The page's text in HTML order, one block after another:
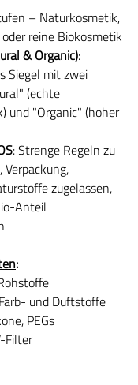
– Naturkosmetik,
reine Biokosmetik
& Organic):
Siegel mit zwei
(echte
und "Organic" (hoher
: Strenge Regeln zu
zugelassen,
Anteil
:
und Duftstoffe
PEGs
Filter